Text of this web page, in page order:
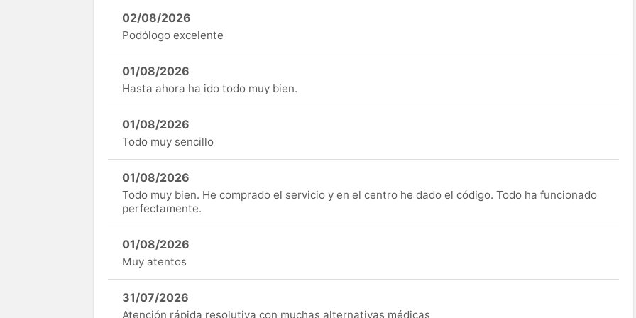
02/08/2026
Podólogo excelente
01/08/2026
Hasta ahora ha ido todo muy bien.
01/08/2026
Todo muy sencillo
01/08/2026
Todo muy bien. He comprado el servicio y en el centro he dado el código. Todo ha funcionado
perfectamente.
01/08/2026
Muy atentos
31/07/2026
Atención rápida resolutiva con muchas alternativas médicas